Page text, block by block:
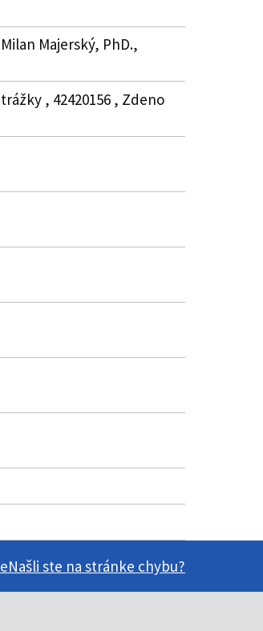
Majerský, PhD.,
, 42420156 , Zdeno
Našli ste na stránke chybu?